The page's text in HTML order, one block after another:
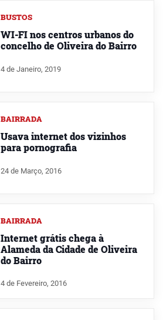
BUSTOS
WI-FI nos centros urbanos do
concelho de Oliveira do Bairro
4 de Janeiro, 2019
BAIRRADA
Usava internet dos vizinhos
para pornografia
24 de Março, 2016
BAIRRADA
Internet grátis chega à
Alameda da Cidade de Oliveira
do Bairro
4 de Fevereiro, 2016